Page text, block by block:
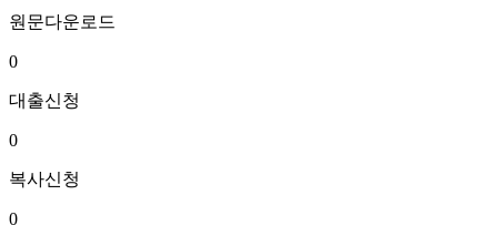
원문다운로드
0
대출신청
0
복사신청
0